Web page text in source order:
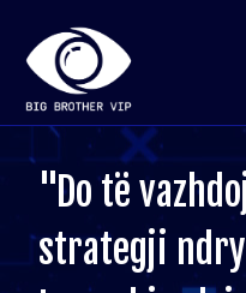
"Do të
strategji